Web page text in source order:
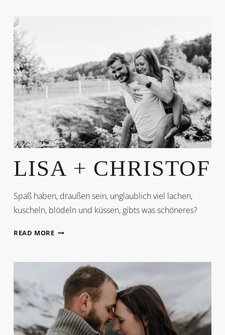
LISA + CHRISTOF
Spaß haben, draußen sein, unglaublich viel lachen,
kuscheln, blödeln und küssen, gibts was schöneres?
READ MORELISA